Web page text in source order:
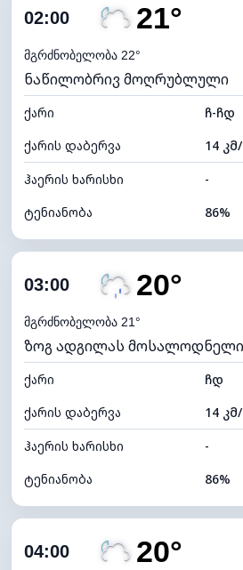
ღრუბლიანობა
ნამის წერტილი
ხილვადობა
10 კმ
განათების ინდექსი 0
ღრუბლის სიმაღლე 5360
02:00 21°
მგრძნობელობა 22°
ნაწილობრივ მოღრუბლული
ქარი
ჩ-ჩდ
ქარის დაბერვა
14
ჰაერის ხარისხი
-
ტენიანობა
86%
ღრუბლიანობა
ნამის წერტილი
ხილვადობა
10 კმ
განათების ინდექსი 0
ღრუბლის სიმაღლე 6160
03:00 20°
მგრძნობელობა 21°
ზოგ ადგილას
ქარი
ჩდ
ქარის დაბერვა
14
ჰაერის ხარისხი
-
ტენიანობა
86%
ღრუბლიანობა
04:00 20°